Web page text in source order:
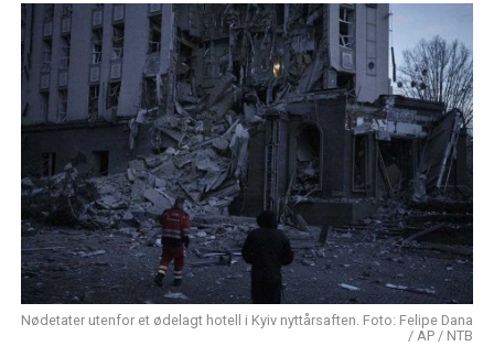
Nødetater utenfor et ødelagt hotell i Kyiv nyttårsaften. Foto: Felipe Dana
/ AP / NTB